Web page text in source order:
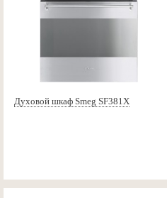
Духовой шкаф Smeg SF381X